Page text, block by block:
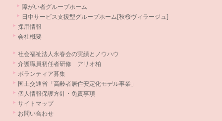
障がい者グループホーム
日中サービス支援型グループホーム[秋桜ヴィラージュ]
採用情報
会社概要
社会福祉法人永春会の実績とノウハウ
介護職員初任者研修 アリオ柏
ボランティア募集
国土交通省「高齢者居住安定化モデル事業」
個人情報保護方針・免責事項
サイトマップ
お問い合わせ